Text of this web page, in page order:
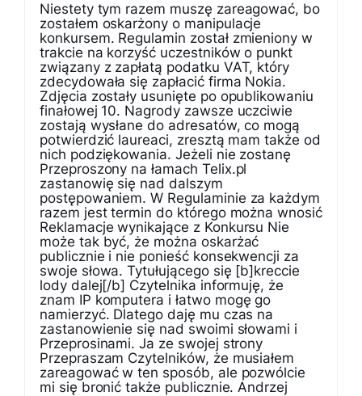
Niestety tym razem muszę zareagować, bo
zostałem oskarżony o manipulacje
konkursem. Regulamin został zmieniony w
trakcie na korzyść uczestników o punkt
związany z zapłatą podatku VAT, który
zdecydowała się zapłacić firma Nokia.
Zdjęcia zostały usunięte po opublikowaniu
finałowej 10. Nagrody zawsze uczciwie
zostają wysłane do adresatów, co mogą
potwierdzić laureaci, zresztą mam także od
nich podziękowania. Jeżeli nie zostanę
Przeproszony na łamach Telix.pl
zastanowię się nad dalszym
postępowaniem. W Regulaminie za każdym
razem jest termin do którego można wnosić
Reklamacje wynikające z Konkursu Nie
może tak być, że można oskarżać
publicznie i nie ponieść konsekwencji za
swoje słowa. Tytułującego się [b]kreccie
lody dalej[/b] Czytelnika informuję, że
znam IP komputera i łatwo mogę go
namierzyć. Dlatego daję mu czas na
zastanowienie się nad swoimi słowami i
Przeprosinami. Ja ze swojej strony
Przepraszam Czytelników, że musiałem
zareagować w ten sposób, ale pozwólcie
mi się bronić także publicznie. Andrzej